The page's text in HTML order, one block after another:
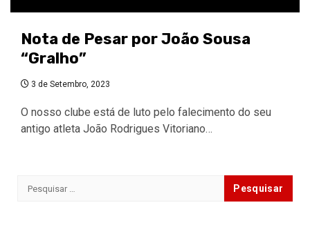
Nota de Pesar por João Sousa
“Gralho”
3 de Setembro, 2023
O nosso clube está de luto pelo falecimento do seu
antigo atleta João Rodrigues Vitoriano…
Pesquisar